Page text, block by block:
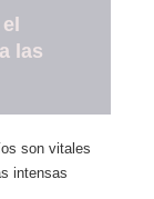
las